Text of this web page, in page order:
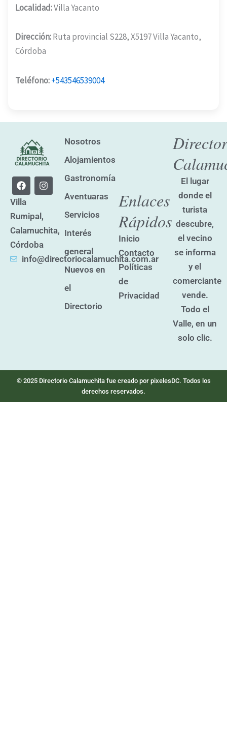
Localidad:Villa Yacanto
Dirección:Ruta provincial S228, X5197 Villa Yacanto,
Córdoba
Teléfono:+543546539004
F
a
c
e
b
o
o
k
I
n
s
a
g
r
a
m
Villa
Rumipal,
Calamuchita,
Córdoba
info@directoriocalamuchita.com.ar
Nosotros
Alojamientos
Gastronomía
Aventuaras
Servicios
Interés
general
Nuevos en
el
Directorio
Enlaces
Rápidos
Inicio
Contacto
Políticas
de
Privacidad
El lugar
donde el
turista
descubre,
el vecino
se informa
y el
comerciante
vende.
Todo el
Valle, en un
solo clic.
© 2025 Directorio Calamuchita fue creado por pixelesDC. Todos los
derechos reservados.